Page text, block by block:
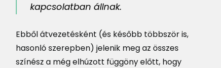
kapcsolatban állnak.
Ebből átvezetésként (és később többször is,
hasonló szerepben) jelenik meg az összes
színész a még elhúzott függöny előtt, hogy